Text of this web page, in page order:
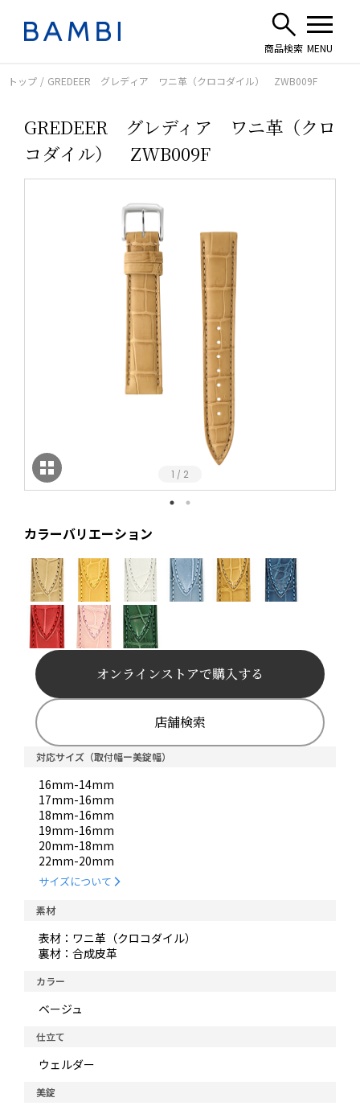
トップ GREDEER グレディア ワニ革（クロコダイル） ZWB009F
GREDEER グレディア ワニ革（クロ
コダイル） ZWB009F
1 / 2
カラーバリエーション
対応サイズ（取付幅ー美錠幅）
16mm-14mm
17mm-16mm
18mm-16mm
19mm-16mm
20mm-18mm
22mm-20mm
サイズについて
素材
表材：ワニ革（クロコダイル）
裏材：合成皮革
カラー
ベージュ
仕立て
ウェルダー
美錠
オンラインストアで購入する
店舗検索